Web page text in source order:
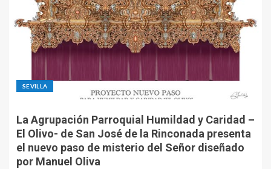
SEVILLA
La Agrupación Parroquial Humildad y Caridad –
El Olivo- de San José de la Rinconada presenta
el nuevo paso de misterio del Señor diseñado
por Manuel Oliva